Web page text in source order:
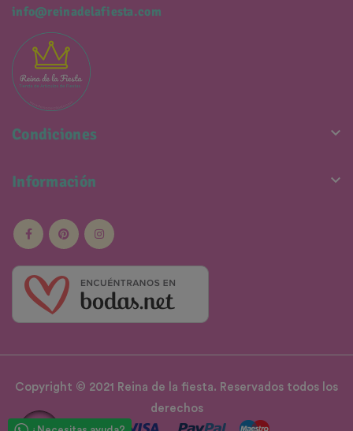
info@reinadelafiesta.com
Condiciones 
Información 
Copyright © 2021 Reina de la fiesta. Reservados todos los
derechos